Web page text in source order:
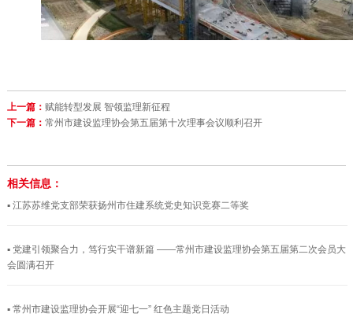
上一篇： 赋能转型发展 智领监理新征程
下一篇： 常州市建设监理协会第五届第十次理事会议顺利召开
相关信息：
▪ 江苏苏维党支部荣获扬州市住建系统党史知识竞赛二等奖
▪ 党建引领聚合力，笃行实干谱新篇 ——常州市建设监理协会第五届第二次会员大
会圆满召开
▪ 常州市建设监理协会开展“迎七一” 红色主题党日活动